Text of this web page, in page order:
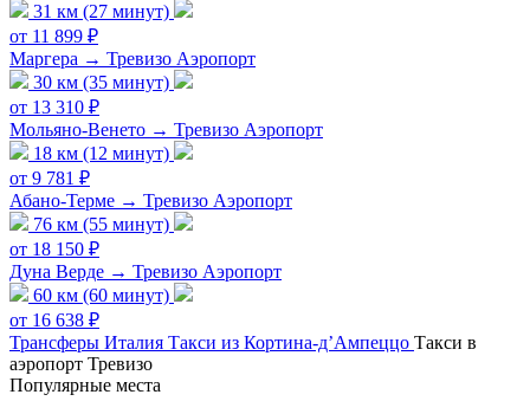
31 км (27 минут)
от 11 899 ₽
Маргера → Тревизо Аэропорт
30 км (35 минут)
от 13 310 ₽
Мольяно-Венето → Тревизо Аэропорт
18 км (12 минут)
от 9 781 ₽
Абано-Терме → Тревизо Аэропорт
76 км (55 минут)
от 18 150 ₽
Дуна Верде → Тревизо Аэропорт
60 км (60 минут)
от 16 638 ₽
Трансферы Италия Такси из Кортина-д’Ампеццо Такси в
аэропорт Тревизо
Популярные места